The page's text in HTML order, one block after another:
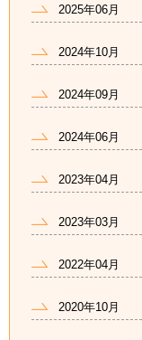
2025年06月
2024年10月
2024年09月
2024年06月
2023年04月
2023年03月
2022年04月
2020年10月